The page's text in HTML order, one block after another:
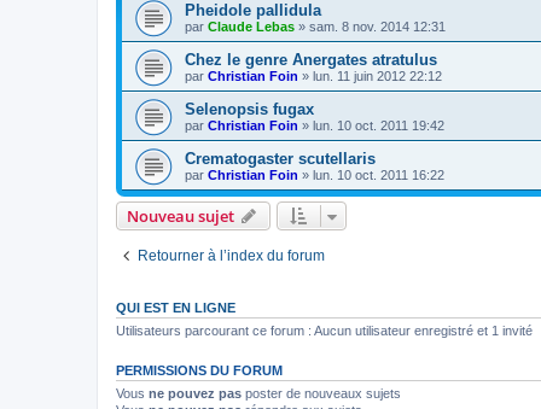
Pheidole pallidula
par Claude Lebas » sam. 8 nov. 2014 12:31
Chez le genre Anergates atratulus
par Christian Foin » lun. 11 juin 2012 22:12
Selenopsis fugax
par Christian Foin » lun. 10 oct. 2011 19:42
Crematogaster scutellaris
par Christian Foin » lun. 10 oct. 2011 16:22
Nouveau sujet
Retourner à l’index du forum
QUI EST EN LIGNE
Utilisateurs parcourant ce forum : Aucun utilisateur enregistré et 1 invité
PERMISSIONS DU FORUM
Vous ne pouvez pas poster de nouveaux sujets